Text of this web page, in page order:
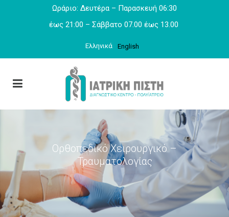
Ωράριο: Δευτέρα – Παρασκευή 06:30
έως 21:00 – Σάββατο 07.00 έως 13.00
Ελληνικά English
Ορθοπεδικό Χειρουργικό –
Τραυματολογίας